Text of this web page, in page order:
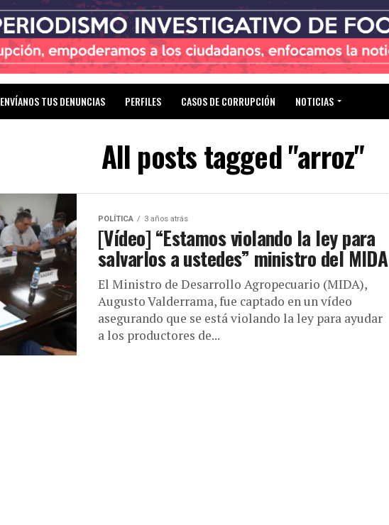
ENVÍANOS TUS DENUNCIAS PERFILES CASOS DE CORRUPCIÓN NOTICIAS
All posts tagged "arroz"
POLÍTICA 3 años atrás
[Vídeo] “Estamos violando la ley para
salvarlos a ustedes” ministro del MIDA
El Ministro de Desarrollo Agropecuario (MIDA),
Augusto Valderrama, fue captado en un vídeo
asegurando que se está violando la ley para ayudar
a los productores de...